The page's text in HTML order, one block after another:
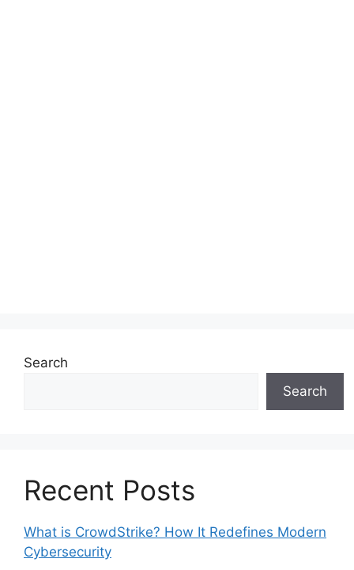
Search
Search
Recent Posts
What is CrowdStrike? How It Redefines Modern
Cybersecurity